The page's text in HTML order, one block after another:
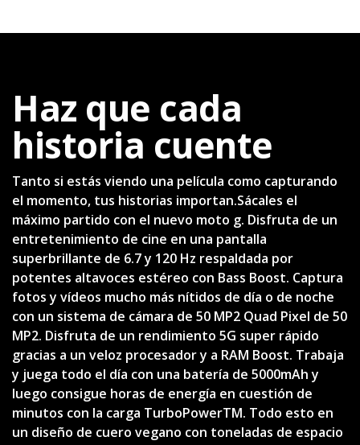
Haz que cada
historia cuente
Tanto si estás viendo una película como capturando
el momento, tus historias importan.Sácales el
máximo partido con el nuevo moto g. Disfruta de un
entretenimiento de cine en una pantalla
superbrillante de 6.7 y 120 Hz respaldada por
potentes altavoces estéreo con Bass Boost. Captura
fotos y vídeos mucho más nítidos de día o de noche
con un sistema de cámara de 50 MP2 Quad Pixel de 50
MP2. Disfruta de un rendimiento 5G super rápido
gracias a un veloz procesador y a RAM Boost. Trabaja
y juega todo el día con una batería de 5000mAh y
luego consigue horas de energía en cuestión de
minutos con la carga TurboPowerTM. Todo esto en
un diseño de cuero vegano con toneladas de espacio